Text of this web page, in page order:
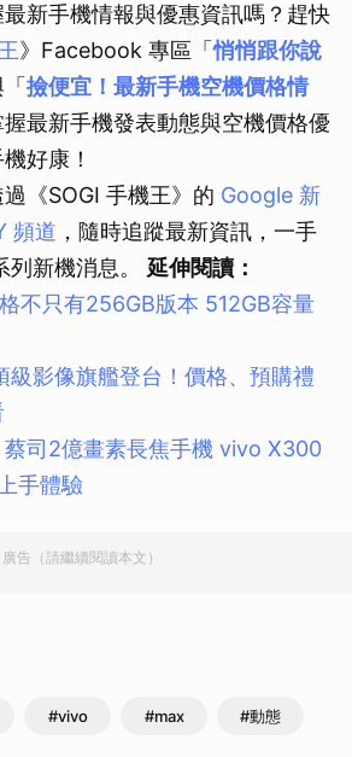
新手機情報與優惠資訊嗎？趕快
》Facebook 專區「悄悄跟你說
撿便宜！最新手機空機價格情
握最新手機發表動態與空機價格優
好康！
《SOGI 手機王》的 Google 新
頻道 ，隨時追蹤最新資訊，一手
新機消息。 延伸閱讀：
不只有256GB版本 512GB容量
影像旗艦登台！價格、預購禮
司2億畫素長焦手機 vivo X300
手體驗
廣告（請繼續閱讀本文）
#vivo #max #動態